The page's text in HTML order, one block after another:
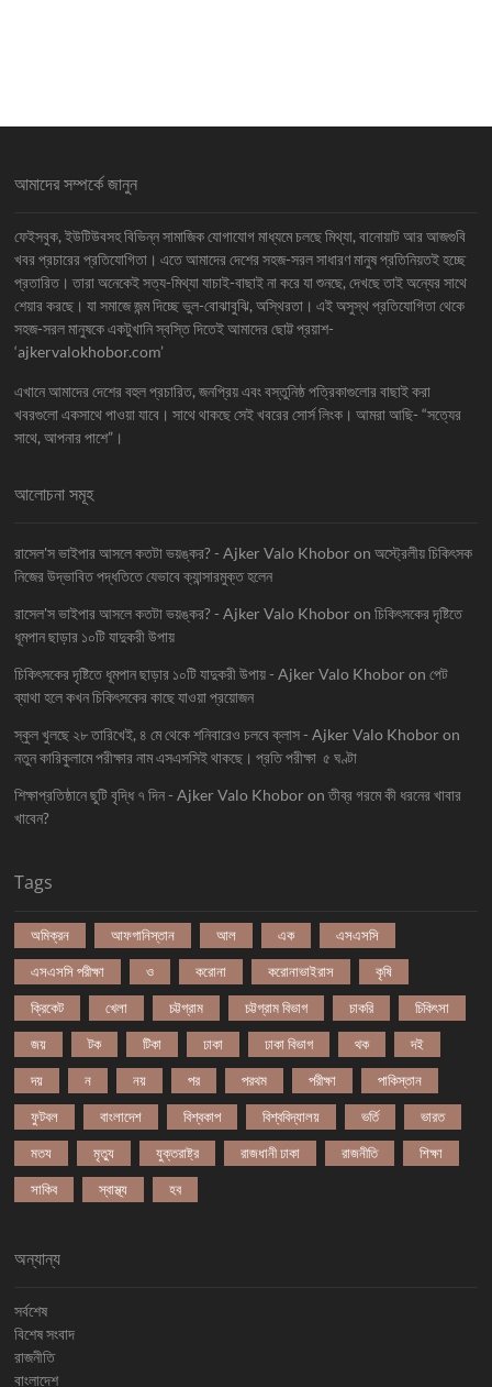
আমাদের সম্পর্কে জানুন
ফেইসবুক, ইউটিউবসহ বিভিন্ন সামাজিক যোগাযোগ মাধ্যমে চলছে মিথ্যা, বানোয়াট আর আজগুবি
খবর প্রচারের প্রতিযোগিতা। এতে আমাদের দেশের সহজ-সরল সাধারণ মানুষ প্রতিনিয়তই হচ্ছে
প্রতারিত। তারা অনেকেই সত্য-মিথ্যা যাচাই-বাছাই না করে যা শুনছে, দেখছে তাই অন্যের সাথে
শেয়ার করছে। যা সমাজে জন্ম দিচ্ছে ভুল-বোঝাবুঝি, অস্থিরতা। এই অসুস্থ প্রতিযোগিতা থেকে
সহজ-সরল মানুষকে একটুখানি স্বস্তি দিতেই আমাদের ছোট্ট প্রয়াশ-
‘ajkervalokhobor.com’
এখানে আমাদের দেশের বহুল প্রচারিত, জনপ্রিয় এবং বস্তুনিষ্ঠ পত্রিকাগুলোর বাছাই করা
খবরগুলো একসাথে পাওয়া যাবে। সাথে থাকছে সেই খবরের সোর্স লিংক। আমরা আছি- “সত্যের
সাথে, আপনার পাশে”।
আলোচনা সমূহ
রাসেল'স ভাইপার আসলে কতটা ভয়ঙ্কর? - Ajker Valo Khobor onঅস্ট্রেলীয় চিকিৎসক
নিজের উদ্ভাবিত পদ্ধতিতে যেভাবে ক্যান্সারমুক্ত হলেন
রাসেল'স ভাইপার আসলে কতটা ভয়ঙ্কর? - Ajker Valo Khobor onচিকিৎসকের দৃষ্টিতে
ধূমপান ছাড়ার ১০টি যাদুকরী উপায়
চিকিৎসকের দৃষ্টিতে ধূমপান ছাড়ার ১০টি যাদুকরী উপায় - Ajker Valo Khobor onপেট
ব্যাথা হলে কখন চিকিৎসকের কাছে যাওয়া প্রয়োজন
স্কুল খুলছে ২৮ তারিখেই, ৪ মে থেকে শনিবারেও চলবে ক্লাস - Ajker Valo Khobor on
নতুন কারিকুলামে পরীক্ষার নাম এসএসসিই থাকছে। প্রতি পরীক্ষা ৫ ঘণ্টা
শিক্ষাপ্রতিষ্ঠানে ছুটি বৃদ্ধি ৭ দিন - Ajker Valo Khobor onতীব্র গরমে কী ধরনের খাবার
খাবেন?
Tags
অমিক্রন আফগানিস্তান আল এক এসএসসি
এসএসসি পরীক্ষা ও করোনা করোনাভাইরাস কৃষি
ক্রিকেট খেলা চট্টগ্রাম চট্টগ্রাম বিভাগ চাকরি চিকিৎসা
জয় টক টিকা ঢাকা ঢাকা বিভাগ থক দই
দয় ন নয় পর পরথম পরীক্ষা পাকিস্তান
ফুটবল বাংলাদেশ বিশ্বকাপ বিশ্ববিদ্যালয় ভর্তি ভারত
মতয মৃত্যু যুক্তরাষ্ট্র রাজধানী ঢাকা রাজনীতি শিক্ষা
সাকিব স্বাস্থ্য হব
অন্যান্য
সর্বশেষ
বিশেষ সংবাদ
রাজনীতি
বাংলাদেশ